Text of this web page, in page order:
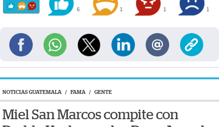
6 1 1 1
NOTICIAS GUATEMALA / FAMA / GENTE
Miel San Marcos compite con